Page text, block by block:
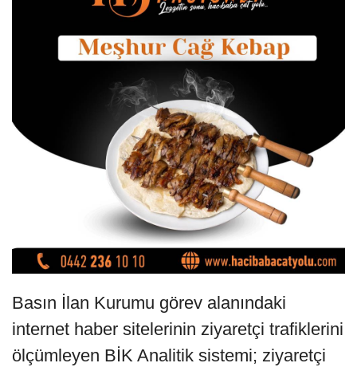
Basın İlan Kurumu görev alanındaki
internet haber sitelerinin ziyaretçi trafiklerini
ölçümleyen BİK Analitik sistemi; ziyaretçi